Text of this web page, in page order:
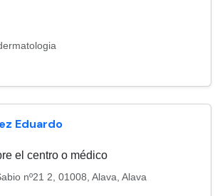
Eduardo
el centro o médico
nº21 2, 01008, Alava, Alava